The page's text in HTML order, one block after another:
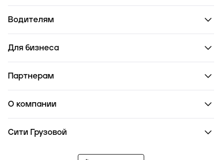
Водителям
Для бизнеса
Партнерам
О компании
Сити Грузовой